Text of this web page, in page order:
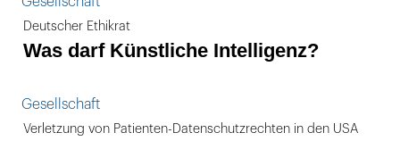
Deutscher Ethikrat
Was darf Künstliche Intelligenz?
Gesellschaft
Verletzung von Patienten-Datenschutzrechten in den USA